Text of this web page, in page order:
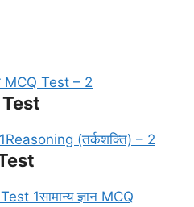
MCQ Test – 2
Test
Reasoning (तर्कशक्ति) – 2
Test 1सामान्य ज्ञान MCQ